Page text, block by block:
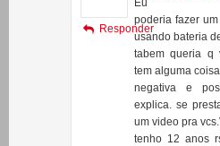
Daniel/RN/Brasil
26 de
Eu
poderia fazer
usando bateria
tabem queria q
tem alguma
negativa e
Responder